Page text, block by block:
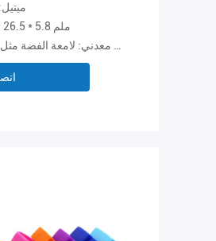
حجم USB: 58.5 * 26.5 * 5.8 ملم
جسم معدني: لامعة الفضة